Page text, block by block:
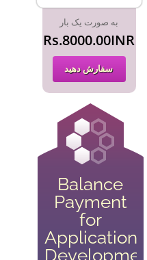
به صورت یک بار
Rs.8000.00INR
سفارش دهید
Balance
Payment
for
Application
Development